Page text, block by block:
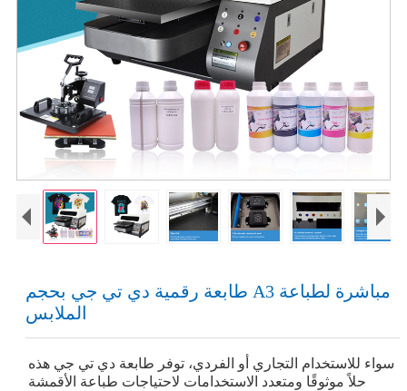
طابعة رقمية دي تي جي بحجم A3 مباشرة لطباعة
الملابس
سواء للاستخدام التجاري أو الفردي، توفر طابعة دي تي جي هذه
حلاً موثوقًا ومتعدد الاستخدامات لاحتياجات طباعة الأقمشة